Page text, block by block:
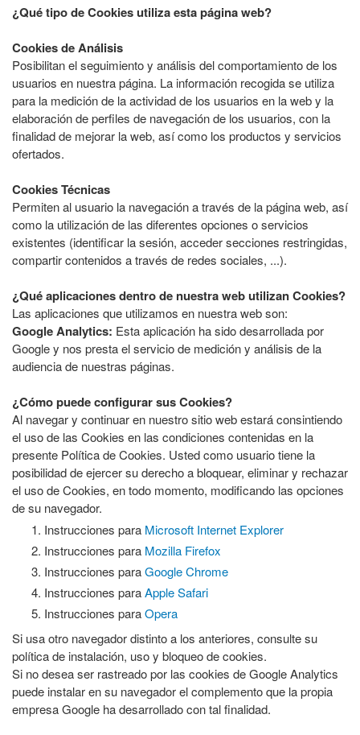
¿Qué tipo de Cookies utiliza esta página web?
Cookies de Análisis
Posibilitan el seguimiento y análisis del comportamiento de los
usuarios en nuestra página. La información recogida se utiliza
para la medición de la actividad de los usuarios en la web y la
elaboración de perfiles de navegación de los usuarios, con la
finalidad de mejorar la web, así como los productos y servicios
ofertados.
Cookies Técnicas
Permiten al usuario la navegación a través de la página web, así
como la utilización de las diferentes opciones o servicios
existentes (identificar la sesión, acceder secciones restringidas,
compartir contenidos a través de redes sociales, ...).
¿Qué aplicaciones dentro de nuestra web utilizan Cookies?
Las aplicaciones que utilizamos en nuestra web son:
Google Analytics: Esta aplicación ha sido desarrollada por
Google y nos presta el servicio de medición y análisis de la
audiencia de nuestras páginas.
¿Cómo puede configurar sus Cookies?
Al navegar y continuar en nuestro sitio web estará consintiendo
el uso de las Cookies en las condiciones contenidas en la
presente Política de Cookies. Usted como usuario tiene la
posibilidad de ejercer su derecho a bloquear, eliminar y rechazar
el uso de Cookies, en todo momento, modificando las opciones
de su navegador.
Instrucciones para Microsoft Internet Explorer
Instrucciones para Mozilla Firefox
Instrucciones paraGoogle Chrome
Instrucciones paraApple Safari
Instrucciones paraOpera
Si usa otro navegador distinto a los anteriores, consulte su
política de instalación, uso y bloqueo de cookies.
Si no desea ser rastreado por las cookies de Google Analytics
puede instalar en su navegador el complemento que la propia
empresa Google ha desarrollado con tal finalidad.